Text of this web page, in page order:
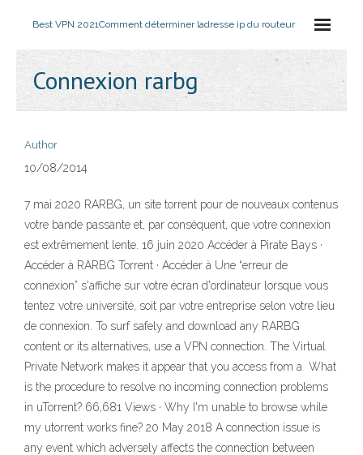
Best VPN 2021Comment déterminer ladresse ip du routeur
Connexion rarbg
Author
10/08/2014
7 mai 2020 RARBG, un site torrent pour de nouveaux contenus
votre bande passante et, par conséquent, que votre connexion
est extrêmement lente. 16 juin 2020 Accéder à Pirate Bays ·
Accéder à RARBG Torrent · Accéder à Une “erreur de
connexion” s'affiche sur votre écran d'ordinateur lorsque vous
tentez votre université, soit par votre entreprise selon votre lieu
de connexion. To surf safely and download any RARBG
content or its alternatives, use a VPN connection. The Virtual
Private Network makes it appear that you access from a What
is the procedure to resolve no incoming connection problems
in uTorrent? 66,681 Views · Why I'm unable to browse while
my utorrent works fine? 20 May 2018 A connection issue is
any event which adversely affects the connection between